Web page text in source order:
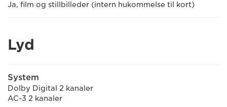
Ja, film og stillbilleder (intern hukommelse til kort)
Lyd
System
Dolby Digital 2 kanaler
AC-3 2 kanaler